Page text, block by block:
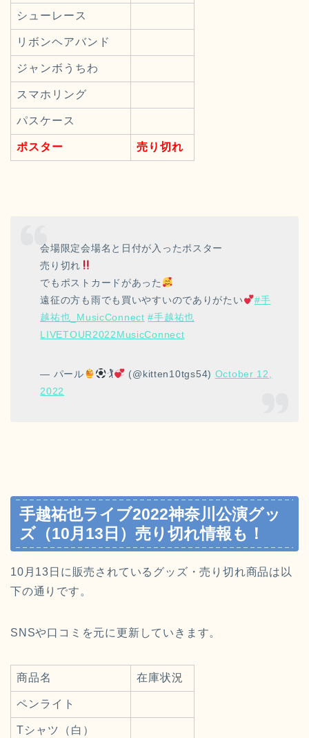
シューレース
リボンヘアバンド
ジャンボうちわ
スマホリング
パスケース
ポスター 売り切れ
会場限定会場名と日付が入ったポスター
売り切れ
でもポストカードがあった
遠征の方も雨でも買いやすいのでありがたい
#手
越祐也_MusicConnect #手越祐也
LIVETOUR2022MusicConnect
— パール 🏌 (@kitten10tgs54) October 12,
2022
手越祐也ライブ2022神奈川公演グッ
ズ（10月13日）売り切れ情報も！
10月13日に販売されているグッズ・売り切れ商品は以
下の通りです。
SNSや口コミを元に更新していきます。
商品名 在庫状況
ペンライト
Tシャツ（白）